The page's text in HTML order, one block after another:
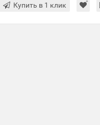
Купить в 1 клик